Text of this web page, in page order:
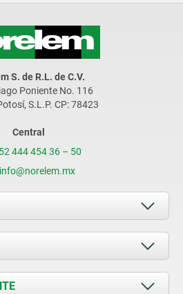
S. de R.L. de C.V.
Poniente No. 116
S.L.P. CP: 78423
Central
444 454 36 – 50
info@norelem.mx